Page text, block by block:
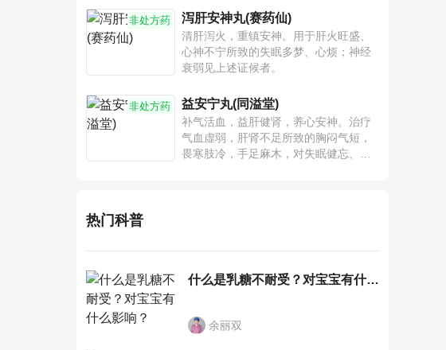
非处方药 泻肝安神丸(赛药仙)
清肝泻火，重镇安神。用于肝火旺盛、
心神不宁所致的失眠多梦、心烦；神经
衰弱见上述证候者。
非处方药 益安宁丸(同溢堂)
补气活血，益肝健肾，养心安神。治疗
气血虚弱，肝肾不足所致的胸闷气短，
畏寒肢冷，手足麻木，对失眠健忘、神
热门科普
什么是乳糖不耐受？对宝宝有什么影响？
余丽双